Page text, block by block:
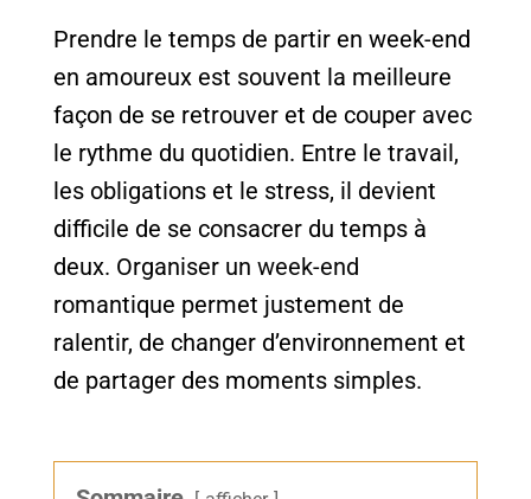
Prendre le temps de partir en week-end
en amoureux est souvent la meilleure
façon de se retrouver et de couper avec
le rythme du quotidien. Entre le travail,
les obligations et le stress, il devient
difficile de se consacrer du temps à
deux. Organiser un week-end
romantique permet justement de
ralentir, de changer d’environnement et
de partager des moments simples.